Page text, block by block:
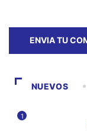
NUEVOS
1